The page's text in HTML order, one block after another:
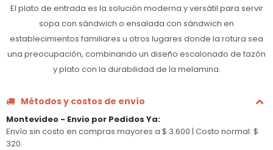
El plato de entrada es la solución moderna y versátil para servir
sopa con sándwich o ensalada con sándwich en
establecimientos familiares u otros lugares donde la rotura sea
una preocupación, combinando un diseño escalonado de tazón
y plato con la durabilidad de la melamina.
Métodos y costos de envío
Montevideo - Envio por Pedidos Ya:
Envío sin costo en compras mayores a $ 3.600 | Costo normal: $
320.